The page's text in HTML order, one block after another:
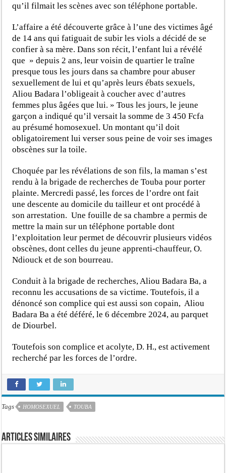
qu’il filmait les scènes avec son téléphone portable.
L’affaire a été découverte grâce à l’une des victimes âgé
de 14 ans qui fatiguait de subir les viols a décidé de se
confier à sa mère. Dans son récit, l’enfant lui a révélé
que » depuis 2 ans, leur voisin de quartier le traîne
presque tous les jours dans sa chambre pour abuser
sexuellement de lui et qu’après leurs ébats sexuels,
Aliou Badara l’obligeait à coucher avec d’autres
femmes plus âgées que lui. » Tous les jours, le jeune
garçon a indiqué qu’il versait la somme de 3 450 Fcfa
au présumé homosexuel. Un montant qu’il doit
obligatoirement lui verser sous peine de voir ses images
obscènes sur la toile.
Choquée par les révélations de son fils, la maman s’est
rendu à la brigade de recherches de Touba pour porter
plainte. Mercredi passé, les forces de l’ordre ont fait
une descente au domicile du tailleur et ont procédé à
son arrestation. Une fouille de sa chambre a permis de
mettre la main sur un téléphone portable dont
l’exploitation leur permet de découvrir plusieurs vidéos
obscènes, dont celles du jeune apprenti-chauffeur, O.
Ndiouck et de son bourreau.
Conduit à la brigade de recherches, Aliou Badara Ba, a
reconnu les accusations de sa victime. Toutefois, il a
dénoncé son complice qui est aussi son copain, Aliou
Badara Ba a été déféré, le 6 décembre 2024, au parquet
de Diourbel.
Toutefois son complice et acolyte, D. H., est activement
recherché par les forces de l’ordre.
Tags HOMOSEXUEL TOUBA
Articles similaires